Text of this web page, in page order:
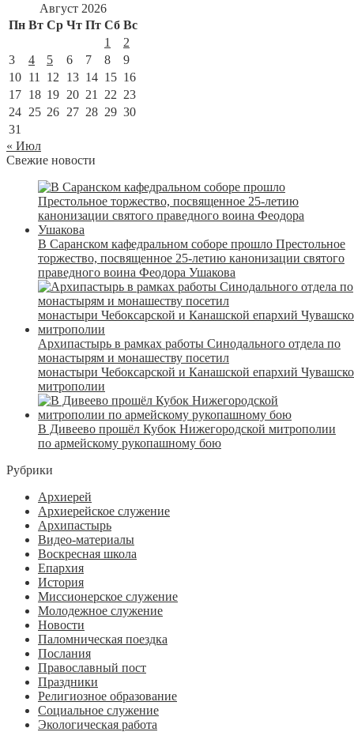
Август 2026
Пн Вт Ср Чт Пт Сб Вс
1
2
3
4 5 6 7 8
9
10 11 12 13 14 15 16
17 18 19 20 21 22 23
24 25 26 27 28 29 30
31
« Июл
Свежие новости
В Саранском кафедральном соборе прошло Престольное
торжество, посвященное 25-летию канонизации святого
праведного воина Феодора Ушакова
Архипастырь в рамках работы Синодального отдела по
монастырям и монашеству посетил
монастыри Чебоксарской и Канашской епархий
митрополии
В Дивеево прошёл Кубок Нижегородской митрополии
по армейскому рукопашному бою
Рубрики
Архиерей
Архиерейское служение
Архипастырь
Видео-материалы
Воскресная школа
Епархия
История
Миссионерское служение
Молодежное служение
Новости
Паломническая поездка
Послания
Православный пост
Праздники
Религиозное образование
Социальное служение
Экологическая работа